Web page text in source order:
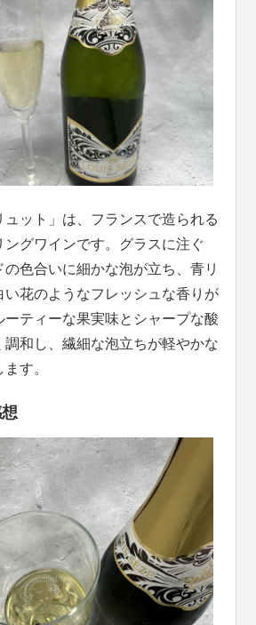
ュット」は、フランスで造られる
ングワインです。グラスに注ぐ
の色合いに細かな泡が立ち、青リ
い花のようなフレッシュな香りが
ーティーな果実味とシャープな酸
調和し、繊細な泡立ちが軽やかな
す。